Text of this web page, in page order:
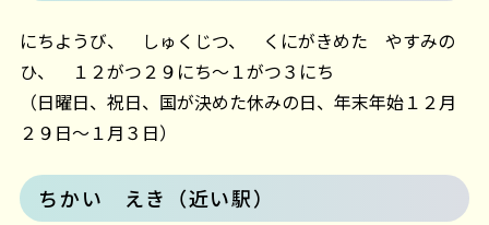
にちようび、 しゅくじつ、 くにがきめた やすみの
ひ、 １２がつ２９にち～１がつ３にち
（日曜日、祝日、国が決めた休みの日、年末年始１２月
２９日～１月３日）
ちかい えき（近い駅）